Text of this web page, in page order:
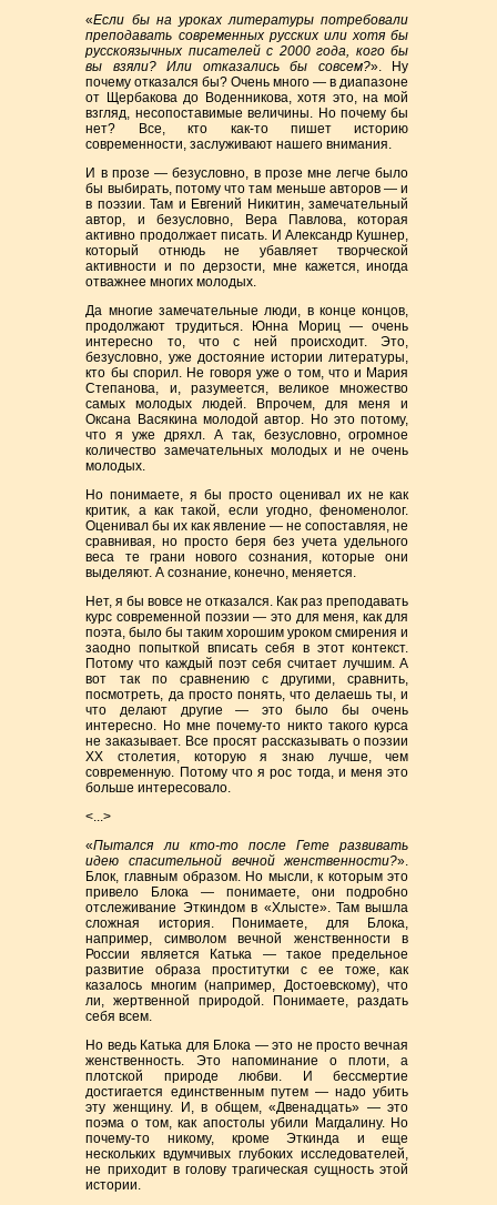
«Если бы на уроках литературы потребовали
преподавать современных русских или хотя бы
русскоязычных писателей с 2000 года, кого бы
вы взяли? Или отказались бы совсем?». Ну
почему отказался бы? Очень много — в диапазоне
от Щербакова до Воденникова, хотя это, на мой
взгляд, несопоставимые величины. Но почему бы
нет? Все, кто как-то пишет историю
современности, заслуживают нашего внимания.
И в прозе — безусловно, в прозе мне легче было
бы выбирать, потому что там меньше авторов — и
в поэзии. Там и Евгений Никитин, замечательный
автор, и безусловно, Вера Павлова, которая
активно продолжает писать. И Александр Кушнер,
который отнюдь не убавляет творческой
активности и по дерзости, мне кажется, иногда
отважнее многих молодых.
Да многие замечательные люди, в конце концов,
продолжают трудиться. Юнна Мориц — очень
интересно то, что с ней происходит. Это,
безусловно, уже достояние истории литературы,
кто бы спорил. Не говоря уже о том, что и Мария
Степанова, и, разумеется, великое множество
самых молодых людей. Впрочем, для меня и
Оксана Васякина молодой автор. Но это потому,
что я уже дряхл. А так, безусловно, огромное
количество замечательных молодых и не очень
молодых.
Но понимаете, я бы просто оценивал их не как
критик, а как такой, если угодно, феноменолог.
Оценивал бы их как явление — не сопоставляя, не
сравнивая, но просто беря без учета удельного
веса те грани нового сознания, которые они
выделяют. А сознание, конечно, меняется.
Нет, я бы вовсе не отказался. Как раз преподавать
курс современной поэзии — это для меня, как для
поэта, было бы таким хорошим уроком смирения и
заодно попыткой вписать себя в этот контекст.
Потому что каждый поэт себя считает лучшим. А
вот так по сравнению с другими, сравнить,
посмотреть, да просто понять, что делаешь ты, и
что делают другие — это было бы очень
интересно. Но мне почему-то никто такого курса
не заказывает. Все просят рассказывать о поэзии
XX столетия, которую я знаю лучше, чем
современную. Потому что я рос тогда, и меня это
больше интересовало.
<...>
«Пытался ли кто-то после Гете развивать
идею спасительной вечной женственности?».
Блок, главным образом. Но мысли, к которым это
привело Блока — понимаете, они подробно
отслеживание Эткиндом в «Хлысте». Там вышла
сложная история. Понимаете, для Блока,
например, символом вечной женственности в
России является Катька — такое предельное
развитие образа проститутки с ее тоже, как
казалось многим (например, Достоевскому), что
ли, жертвенной природой. Понимаете, раздать
себя всем.
Но ведь Катька для Блока — это не просто вечная
женственность. Это напоминание о плоти, а
плотской природе любви. И бессмертие
достигается единственным путем — надо убить
эту женщину. И, в общем, «Двенадцать» — это
поэма о том, как апостолы убили Магдалину. Но
почему-то никому, кроме Эткинда и еще
нескольких вдумчивых глубоких исследователей,
не приходит в голову трагическая сущность этой
истории.